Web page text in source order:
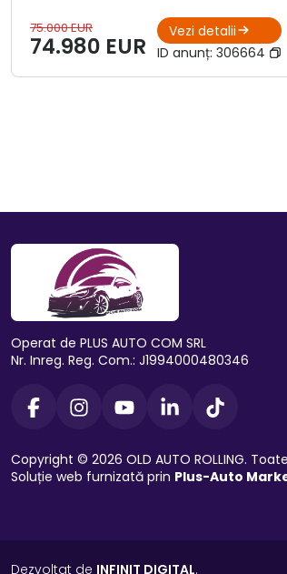
75.000 EUR
74.980 EUR
Vezi detalii
ID anunț: 306664
Operat de PLUS AUTO COM SRL
Nr. Inreg. Reg. Com.: J1994000480346
Copyright © 2026 OLD AUTO ROLLING.
Soluție web furnizată prin Plus-Auto
Dezvoltat de INFINIT DIGITAL.